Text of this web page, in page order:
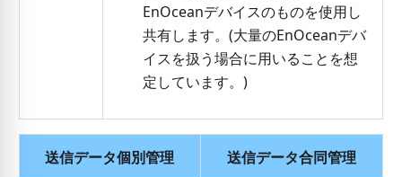
EnOceanデバイスのものを使用し
共有します。(大量のEnOceanデバ
イスを扱う場合に用いることを想
定しています。)
送信データ個別管理 送信データ合同管理